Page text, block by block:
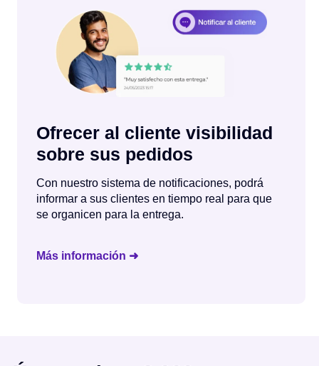
Ofrecer al cliente visibilidad
sobre sus pedidos
Con nuestro sistema de notificaciones, podrá
informar a sus clientes en tiempo real para que
se organicen para la entrega.
Más información ➜